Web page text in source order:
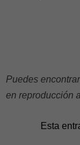
Puedes
en reproducción
Esta